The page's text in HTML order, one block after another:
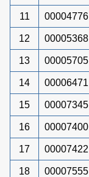
11 00004776
12 00005368
13 00005705
14 00006471
15 00007345
16 00007400
17 00007422
18 00007555